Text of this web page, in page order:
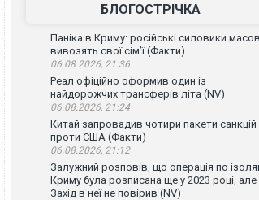
БЛОГОСТРІЧКА
Паніка в Криму: російські силовики
вивозять свої сім’ї (Факти)
06.08.2026, 21:36
Реал офіційно оформив один із
найдорожчих трансферів літа (NV)
06.08.2026, 21:24
Китай запровадив чотири пакети санкцій
проти США (Факти)
06.08.2026, 21:12
Залужний розповів, що операція по
Криму була розписана ще у 2023 році, але
Захід в неї не повірив (NV)